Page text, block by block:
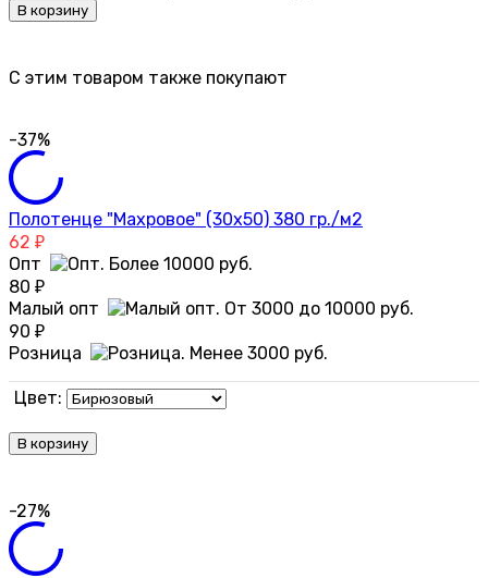
В корзину
C этим товаром также покупают
-37%
Полотенце "Махровое" (30х50) 380 гр./м2
62 ₽
Опт
80 ₽
Малый опт
90 ₽
Розница
Цвет:
В корзину
-27%